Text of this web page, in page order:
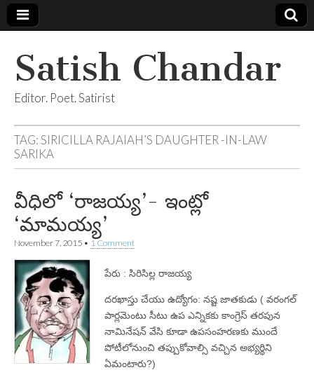
Satish Chandar
Editor. Poet. Satirist
TAG:SIRICILLA RAJAIAH’S DAUGHTER -IN-LAW
SARIKA
వీధిలో ‘రాజయ్య’- ఇంట్లో
‘మామయ్య’
November 7, 2015 • 1 Comment
పేరు : సిరిసిల్ల రాజయ్య
దరఖాస్తు చేయు ఉద్యోగం: నష్ట జాతకుడు ( వరంగల్‌
పార్లమెంటు సీటు ఉప ఎన్నికకు కాంగ్రెస్‌ తరపున
నామినేషన్‌ వేసి కూడా ఉపసంహరణకు ముందే
పోటీలోనుంచి తప్పుకోవాల్సి వచ్చిన అభ్యర్థిని
ఏమంటారు?)